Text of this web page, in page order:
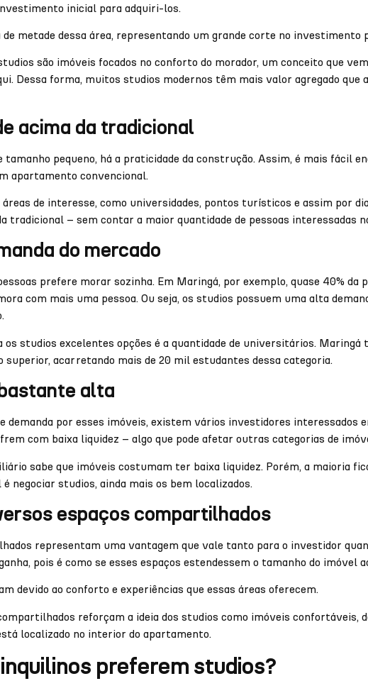
inicial para adquiri-los.
metade dessa área, representando um grande corte no investimento
são imóveis focados no conforto do morador, um conceito que
Dessa forma, muitos studios modernos têm mais valor agregado que
acima da tradicional
tamanho pequeno, há a praticidade da construção. Assim, é mais fácil
apartamento convencional.
de interesse, como universidades, pontos turísticos e assim por
tradicional – sem contar a maior quantidade de pessoas interessadas
do mercado
prefere morar sozinha. Em Maringá, por exemplo, quase 40% da
com mais uma pessoa. Ou seja, os studios possuem uma alta
studios excelentes opções é a quantidade de universitários. Maringá
superior, acarretando mais de 20 mil estudantes dessa categoria.
alta
demanda por esses imóveis, existem vários investidores interessados
com baixa liquidez – algo que pode afetar outras categorias de
sabe que imóveis costumam ter baixa liquidez. Porém, a maioria
negociar studios, ainda mais os bem localizados.
espaços compartilhados
representam uma vantagem que vale tanto para o investidor
pois é como se esses espaços estendessem o tamanho do imóvel
devido ao conforto e experiências que essas áreas oferecem.
reforçam a ideia dos studios como imóveis confortáveis,
localizado no interior do apartamento.
preferem studios?